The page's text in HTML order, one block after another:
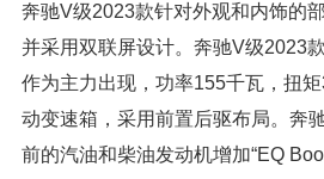
奔驰V级2023款针对外观和内饰的
并采用双联屏设计。奔驰V级2023
作为主力出现，功率155千瓦，扭
动变速箱，采用前置后驱布局。奔
前的汽油和柴油发动机增加“EQ